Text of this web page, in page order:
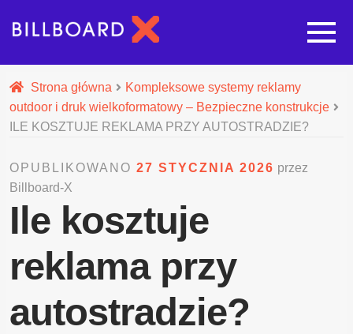
Oferta budowy reklam
Nasze pozostałe usługi
Galeria
O nas
Realizacje
Strona główna
Kompleksowe systemy reklamy
outdoor i druk wielkoformatowy – Bezpieczne konstrukcje
ILE KOSZTUJE REKLAMA PRZY AUTOSTRADZIE?
OPUBLIKOWANO 27 STYCZNIA 2026 przez
Billboard-X
Ile kosztuje
reklama przy
autostradzie?